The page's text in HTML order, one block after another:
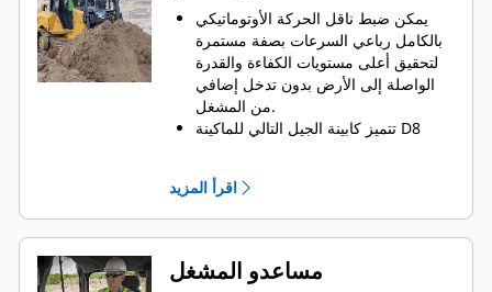
يمكن ضبط ناقل الحركة الأوتوماتيكي
بالكامل رباعي السرعات بصفة مستمرة
لتحقيق أعلى مستويات الكفاءة والقدرة
الواصلة إلى الأرض بدون تدخل إضافي
من المشغل.
تتميز كابينة الجيل التالي للماكينة D8
كل الماكينات من D5 إلى D8، ما يجعل
المشغلين أكثر كفاءة في استخدام
الجرافات المتعددة.
صُممت الشفرات بحجم مناسب للماكينة
توفر العجلة المسننة المرتفعة ركوبة
اقرأ المزيد
مساعدو المشغل